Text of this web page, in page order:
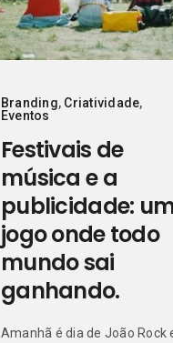
Branding, Criatividade,
Eventos
Festivais de
música e a
publicidade:
jogo onde todo
mundo sai
ganhando.
Amanhã é dia de João Rock